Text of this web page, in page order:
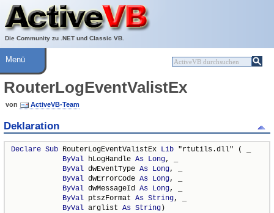
Die Community zu .NET und Classic VB.
Über ActiveVB
Hilfe
Menü
RouterLogEventValistEx
von ActiveVB-Team
Deklaration
Declare Sub RouterLogEventValistEx Lib "rtutils.dll" ( _
ByVal hLogHandle As Long, _
ByVal dwEventType As Long, _
ByVal dwErrorCode As Long, _
ByVal dwMessageId As Long, _
ByVal ptszFormat As String, _
ByVal arglist As String)